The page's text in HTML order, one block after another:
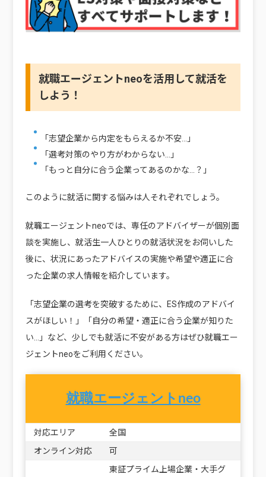
就職エージェントneoを活用して就活を
しよう！
「志望企業から内定をもらえるか不安…」
「選考対策のやり方がわからない…」
「もっと自分に合う企業ってあるのかな…？」
このように就活に関する悩みは人それぞれでしょう。
就職エージェントneoでは、専任のアドバイザーが個別面
談を実施し、就活生一人ひとりの就活状況をお伺いした
後に、状況にあったアドバイスの実施や希望や適正に合
った企業の求人情報を紹介しています。
「志望企業の選考を突破するために、ES作成のアドバイ
スがほしい！」「自分の希望・適正に合う企業が知りた
い…」など、少しでも就活に不安がある方はぜひ就職エー
ジェントneoをご利用ください。
就職エージェントneo
対応エリア
全国
オンライン対応
可
東証プライム上場企業・大手グ